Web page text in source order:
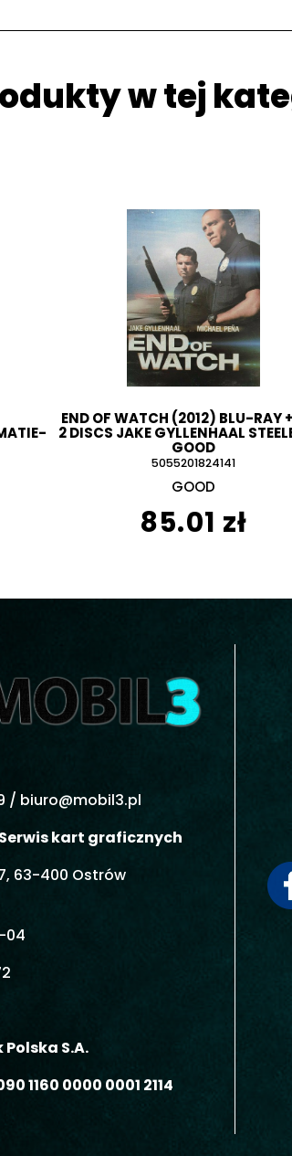
w tej
END OF WATCH (2012) BLU-RAY
2 DISCS JAKE GYLLENHAAL
GOOD
5055201824141
GOOD
85.01 zł
/ biuro@mobil3.pl
Serwis kart graficznych
63-400 Ostrów
04
S.A.
1160 0000 0001 2114